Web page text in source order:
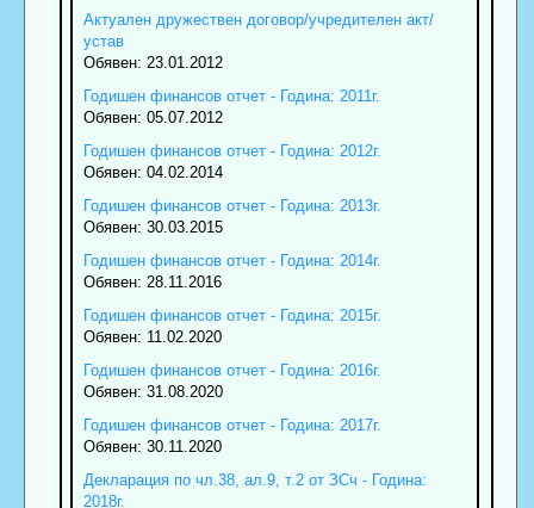
Актуален дружествен договор/учредителен акт/
устав
Обявен: 23.01.2012
Годишен финансов отчет - Година: 2011г.
Обявен: 05.07.2012
Годишен финансов отчет - Година: 2012г.
Обявен: 04.02.2014
Годишен финансов отчет - Година: 2013г.
Обявен: 30.03.2015
Годишен финансов отчет - Година: 2014г.
Обявен: 28.11.2016
Годишен финансов отчет - Година: 2015г.
Обявен: 11.02.2020
Годишен финансов отчет - Година: 2016г.
Обявен: 31.08.2020
Годишен финансов отчет - Година: 2017г.
Обявен: 30.11.2020
Декларация по чл.38, ал.9, т.2 от ЗСч - Година:
2018г.